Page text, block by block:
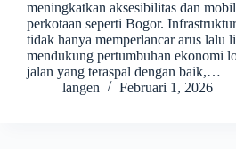
meningkatkan aksesibilitas dan
perkotaan seperti Bogor.
tidak hanya memperlancar arus lalu
mendukung pertumbuhan ekonomi
jalan yang teraspal dengan baik,…
langen
Februari 1, 2026